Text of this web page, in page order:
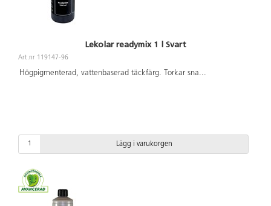
Lekolar readymix 1 l Svart
Art.nr 119147-96
Högpigmenterad, vattenbaserad täckfärg. Torkar sna...
Lägg i varukorgen